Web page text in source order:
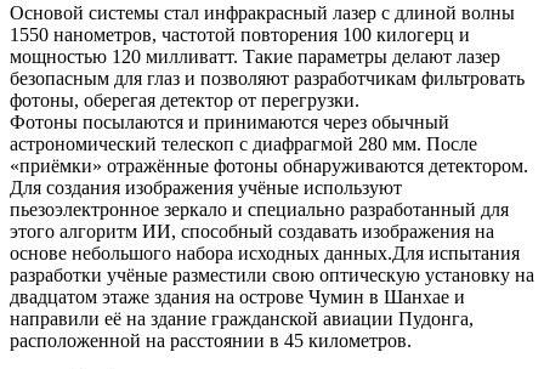
Основой системы стал инфракрасный лазер с длиной волны
1550 нанометров, частотой повторения 100 килогерц и
мощностью 120 милливатт. Такие параметры делают лазер
безопасным для глаз и позволяют разработчикам фильтровать
фотоны, оберегая детектор от перегрузки.
Фотоны посылаются и принимаются через обычный
астрономический телескоп с диафрагмой 280 мм. После
«приёмки» отражённые фотоны обнаруживаются детектором.
Для создания изображения учёные используют
пьезоэлектронное зеркало и специально разработанный для
этого алгоритм ИИ, способный создавать изображения на
основе небольшого набора исходных данных.Для испытания
разработки учёные разместили свою оптическую установку на
двадцатом этаже здания на острове Чумин в Шанхае и
направили её на здание гражданской авиации Пудонга,
расположенной на расстоянии в 45 километров.